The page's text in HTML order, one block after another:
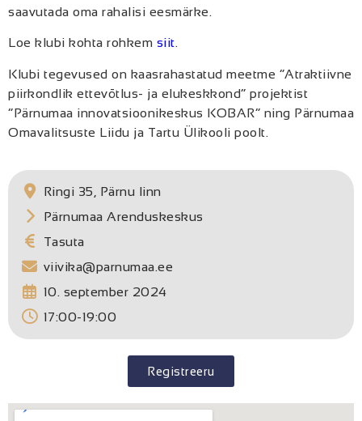
saavutada oma rahalisi eesmärke.
Loe klubi kohta rohkem siit.
Klubi tegevused on kaasrahastatud meetme “Atraktiivne
piirkondlik ettevõtlus- ja elukeskkond” projektist
“Pärnumaa innovatsioonikeskus KOBAR” ning Pärnumaa
Omavalitsuste Liidu ja Tartu Ülikooli poolt.
Ringi 35, Pärnu linn
Pärnumaa Arenduskeskus
Tasuta
viivika@parnumaa.ee
10. september 2024
17:00-19:00
Registreeru